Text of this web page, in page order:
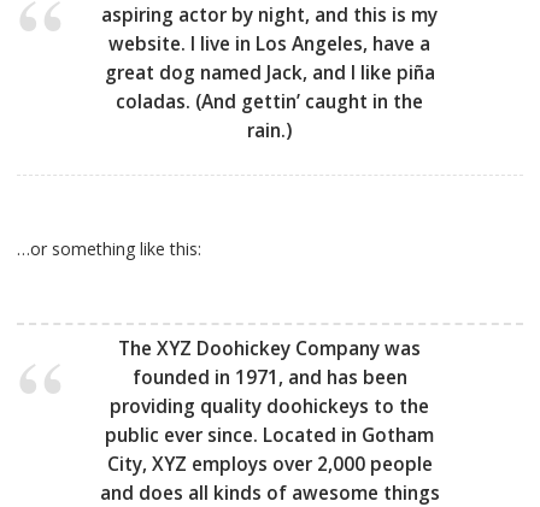
aspiring actor by night, and this is my
website. I live in Los Angeles, have a
great dog named Jack, and I like piña
coladas. (And gettin’ caught in the
rain.)
…or something like this:
The XYZ Doohickey Company was
founded in 1971, and has been
providing quality doohickeys to the
public ever since. Located in Gotham
City, XYZ employs over 2,000 people
and does all kinds of awesome things